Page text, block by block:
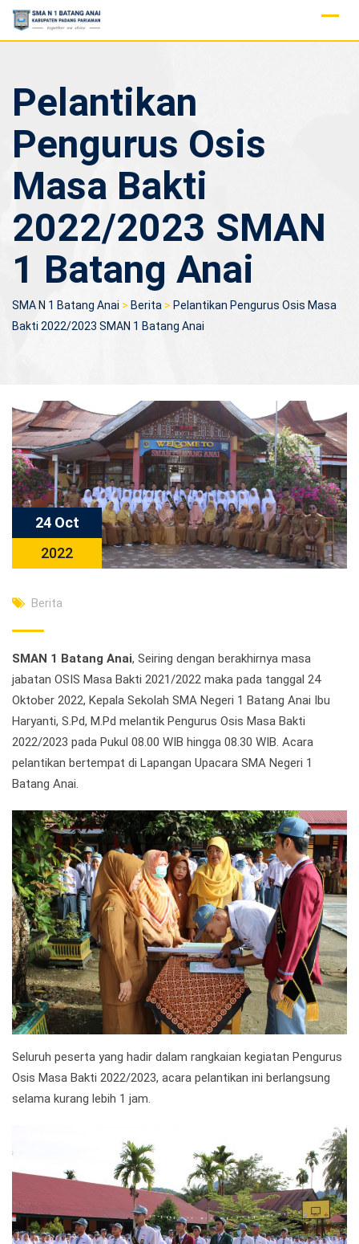
Skip
Pelantikan
Pengurus Osis
Masa Bakti
2022/2023 SMAN
1 Batang Anai
SMA N 1 Batang Anai > Berita > Pelantikan Pengurus Osis Masa
Bakti 2022/2023 SMAN 1 Batang Anai
24 Oct
2022
Berita
SMAN 1 Batang Anai, Seiring dengan berakhirnya masa
jabatan OSIS Masa Bakti 2021/2022 maka pada tanggal 24
Oktober 2022, Kepala Sekolah SMA Negeri 1 Batang Anai Ibu
Haryanti, S.Pd, M.Pd melantik Pengurus Osis Masa Bakti
2022/2023 pada Pukul 08.00 WIB hingga 08.30 WIB. Acara
pelantikan bertempat di Lapangan Upacara SMA Negeri 1
Batang Anai.
Seluruh peserta yang hadir dalam rangkaian kegiatan Pengurus
Osis Masa Bakti 2022/2023, acara pelantikan ini berlangsung
selama kurang lebih 1 jam.